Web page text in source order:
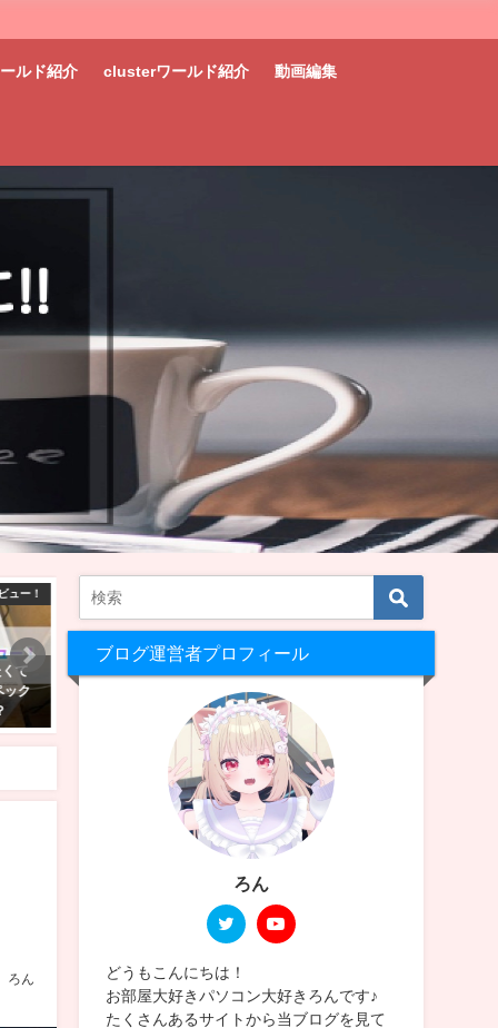
ルド紹介 clusterワールド紹介 動画編集
景観
け
10
をアップロード！入れたアセット
とその設定方法【Still Blue】
遊びたいゲームワールド10
ろん
ブログ運営者プロフィール
ろん
どうもこんにちは！
お部屋大好きパソコン大好きろんです♪
たくさんあるサイトから当ブログを見て